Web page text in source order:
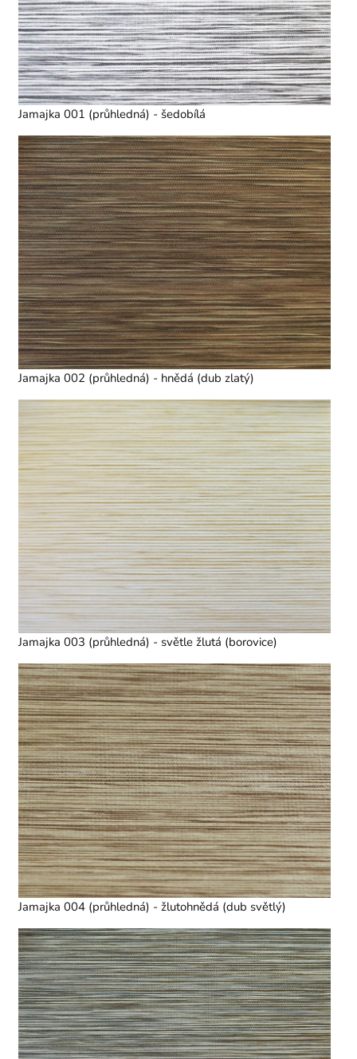
Jamajka 001 (průhledná) - šedobílá
Jamajka 002 (průhledná) - hnědá (dub zlatý)
Jamajka 003 (průhledná) - světle žlutá (borovice)
Jamajka 004 (průhledná) - žlutohnědá (dub světlý)